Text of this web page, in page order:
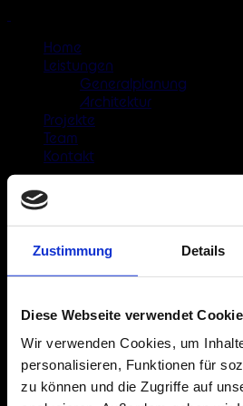
Zustimmung Details
Diese Webseite verwendet
Wir verwenden Cookies, um
personalisieren, Funktionen für
zu können und die Zugriffe auf
Home
Leistungen
Generalplanung
Architektur
Projekte
Team
Kontakt
Hospitally Design
Residential Design
Residential Design
Hospitally Design
Hospitally Design